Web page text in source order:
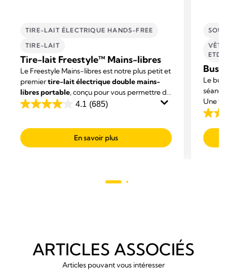
TIRE-LAIT ÉLECTRIQUE HANDS-FREE
TIRE-LAIT
Tire-lait Freestyle™ Mains-libres
Le Freestyle Mains-libres est notre plus petit et
premiertire-lait électrique double mains-
libres portable, conçu pour vous permettre de
mener vos activités tout en exprimant votre
4.1 (685)
4.1
of
5
En savoir plus
Le
Une
place,
3.8
out
of
ARTICLES ASSOCIÉS
Articles pouvant vous intéresser